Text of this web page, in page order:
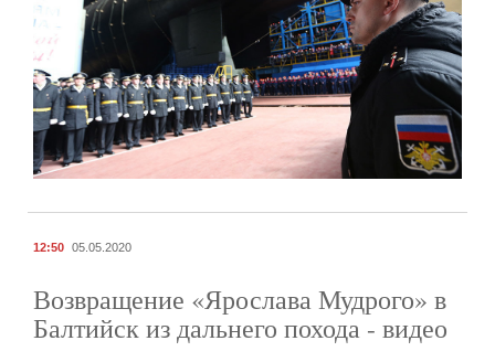
12:50 05.05.2020
Возвращение «Ярослава Мудрого» в
Балтийск из дальнего похода - видео